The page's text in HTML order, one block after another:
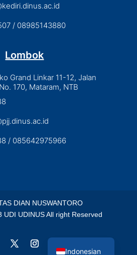
/ 08985143880
Lombok
Grand Linkar 11-12, Jalan
170, Mataram, NTB
/ 085642975966
DIAN NUSWANTORO
UDI UDINUS All right Reserved
Indonesian